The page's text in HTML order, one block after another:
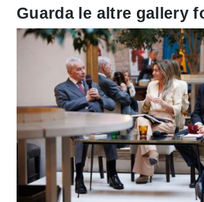
Guarda le altre gallery